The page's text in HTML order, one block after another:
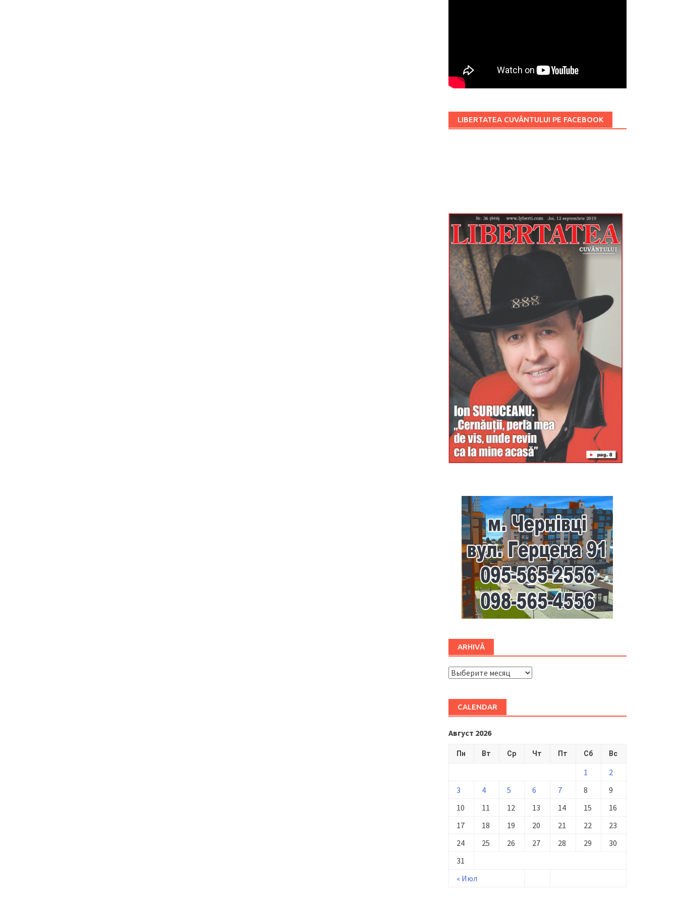
LIBERTATEA CUVÂNTULUI PE FACEBOOK
ARHIVĂ
ARHIVĂ
CALENDAR
Август 2026
Пн Вт Ср Чт Пт Сб Вс
« Июл
1
2
3
4 5 6 7 8
9
10
11 12 13 14 15
16
17
18 19 20 21 22
23
24
25 26 27 28 29
30
31